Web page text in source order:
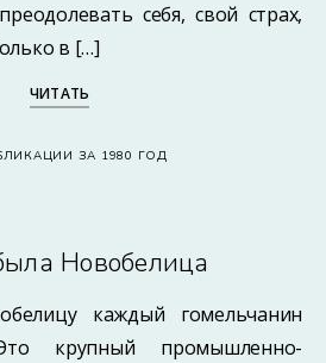
себя, свой страх,
в […]
ЧИТАТЬ
ЗА 1980 ГОД
Новобелица
каждый гомельчанин
крупный промышленно-